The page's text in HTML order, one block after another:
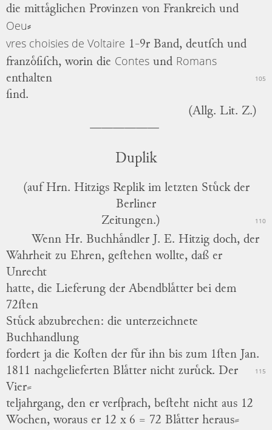
die mittaͤglichen Provinzen von Frankreich und
Oeu⸗
vres choisies de Voltaire 1-9r Band, deutſch und
franzoͤſiſch, worin die Contes und Romans
enthalten 105
ſind.
(Allg. Lit. Z.)
Duplik
(auf Hrn. Hitzigs Replik im letzten Stuͤck der
Berliner
Zeitungen.)
110
Wenn Hr. Buchhaͤndler J. E. Hitzig doch, der
Wahrheit zu Ehren, geſtehen wollte, daß er
Unrecht
hatte, die Lieferung der Abendblaͤtter bei dem
72ſten
Stuͤck abzubrechen: die unterzeichnete
Buchhandlung
fordert ja die Koſten der fuͤr ihn bis zum 1ſten Jan.
115
1811 nachgelieferten Blaͤtter nicht zuruͤck. Der
Vier⸗
teljahrgang, den er verſprach, beſteht nicht aus 12
Wochen, woraus er 12 x 6 = 72 Blaͤtter heraus⸗